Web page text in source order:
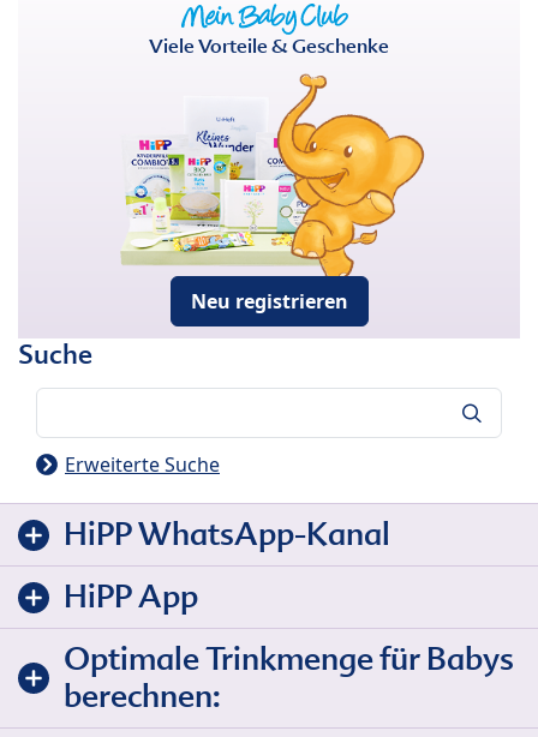
Viele Vorteile & Geschenke
Neu registrieren
Suche
Erweiterte Suche
HiPP WhatsApp-Kanal
HiPP App
Optimale Trinkmenge für Babys
berechnen: